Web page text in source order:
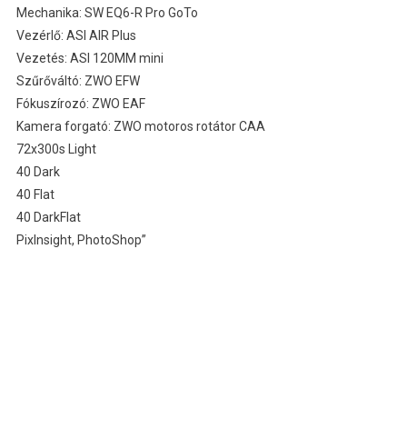
Mechanika: SW EQ6-R Pro GoTo
Vezérlő: ASI AIR Plus
Vezetés: ASI 120MM mini
Szűrőváltó: ZWO EFW
Fókuszírozó: ZWO EAF
Kamera forgató: ZWO motoros rotátor CAA
72x300s Light
40 Dark
40 Flat
40 DarkFlat
PixInsight, PhotoShop”